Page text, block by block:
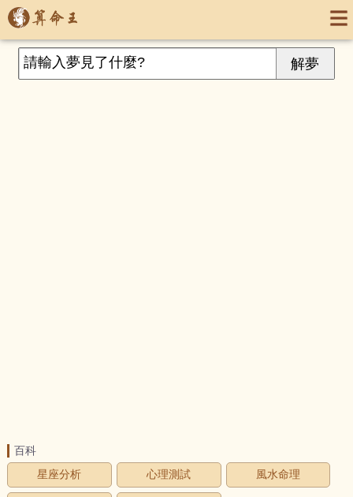
百科
星座分析
心理測試 風水命理